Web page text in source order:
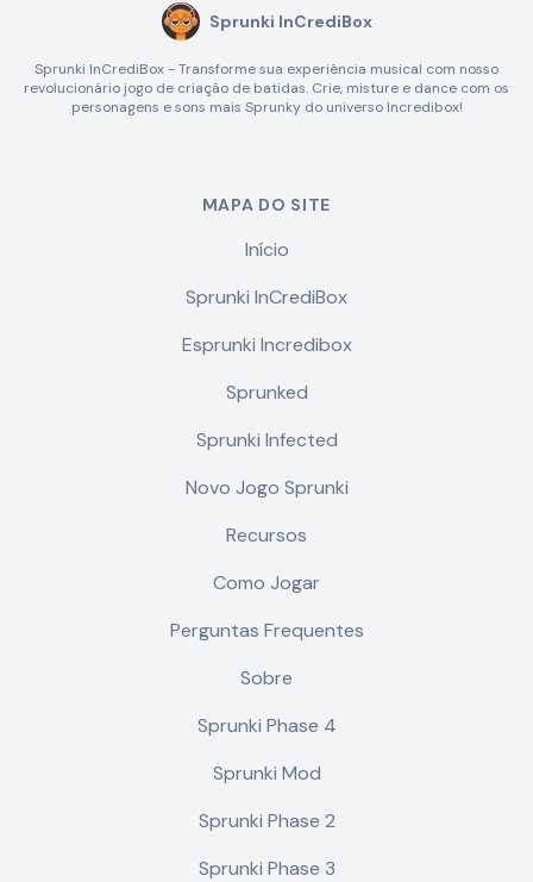
Sprunki InCrediBox
Sprunki InCrediBox - Transforme sua experiência musical com nosso
revolucionário jogo de criação de batidas. Crie, misture e dance com os
personagens e sons mais Sprunky do universo Incredibox!
MAPA DO SITE
Início
Sprunki InCrediBox
Esprunki Incredibox
Sprunked
Sprunki Infected
Novo Jogo Sprunki
Recursos
Como Jogar
Perguntas Frequentes
Sobre
Sprunki Phase 4
Sprunki Mod
Sprunki Phase 2
Sprunki Phase 3